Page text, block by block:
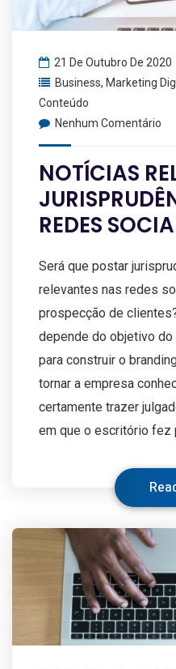
21 De Outubro De 2020
Business, Marketing
Conteúdo
Nenhum Comentário
NOTÍCIAS
REDES
Será que postar
relevantes nas redes
prospecção de
depende do objetivo
para construir o
tornar a empresa
certamente trazer
em que o escritório fez